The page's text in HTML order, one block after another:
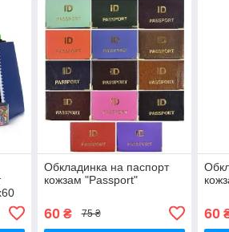
Обкладинка на паспорт
кожзам "Passport"
60₴ 75 ₴ 60